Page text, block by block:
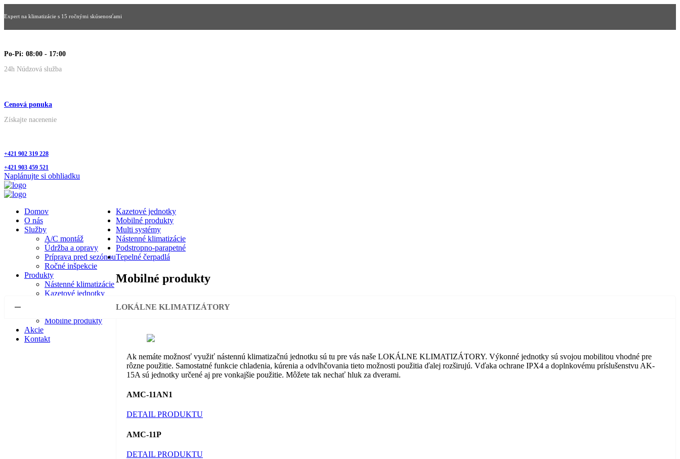
Expert na klimatizácie s 15 ročnými skúsenosťami
Po-Pi: 08:00 - 17:00
24h Núdzová služba
Cenová ponuka
Získajte nacenenie
+421 902 319 228
+421 903 459 521
Naplánujte si obhliadku
Domov
O nás
Služby
A/C montáž
Údržba a opravy
Príprava pred sezónou
Ročné inšpekcie
Produkty
Nástenné klimatizácie
Kazetové jednotky
Mobilné produkty
Akcie
Kontakt
Kazetové jednotky
Mobilné produkty
Multi systémy
Nástenné klimatizácie
Podstropno-parapetné
Tepelné čerpadlá
Mobilné produkty
LOKÁLNE KLIMATIZÁTORY
Ak nemáte možnosť využiť nástennú klimatizačnú jednotku sú tu pre vás naše LOKÁLNE KLIMATIZÁTORY. Výkonné jednotky sú svojou mobilitou vhodné pre
rôzne použitie. Samostatné funkcie chladenia, kúrenia a odvlhčovania tieto možnosti použitia ďalej rozširujú. Vďaka ochrane IPX4 a doplnkovému príslušenstvu AK-
15A sú jednotky určené aj pre vonkajšie použitie. Môžete tak nechať hluk za dverami.
AMC-11AN1
DETAIL PRODUKTU
AMC-11P
DETAIL PRODUKTU